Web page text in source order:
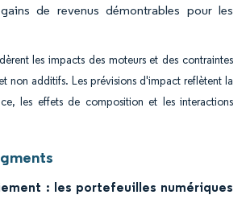
de revenus démontrables pour les
les impacts des moteurs et des contraintes
non additifs. Les prévisions d'impact reflètent la
les effets de composition et les interactions
: les portefeuilles numériques